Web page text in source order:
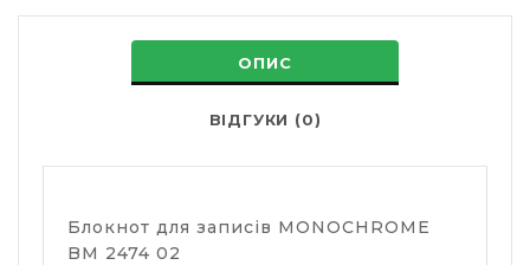
ОПИС
ВІДГУКИ (0)
Блокнот для записів MONOCHROME
BM 2474 02